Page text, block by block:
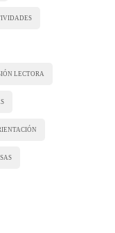
LECTORA